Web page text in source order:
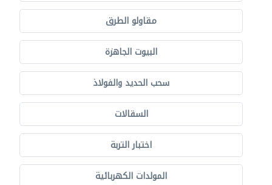
مقاولو الطرق
البيوت الجاهزة
سحب الحديد والفولاذ
السقالات
اختبار التربة
المولدات الكهربائية